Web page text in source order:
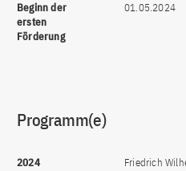
Beginn der
ersten
Förderung
01.05.2024
Programm(e)
2024
Friedrich